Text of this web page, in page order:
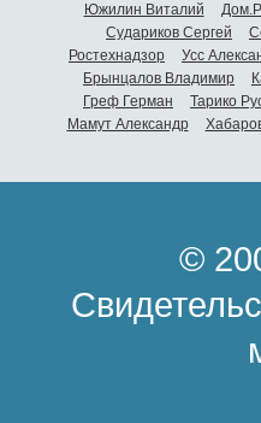
Южилин Виталий
Судариков Сергей
Ростехнадзор
Усс
Брынцалов Владимир
Греф Герман
Тарико
Мамут Александр
©